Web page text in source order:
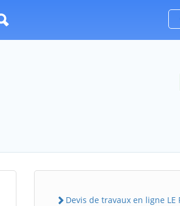
Devis de travaux en ligne LE